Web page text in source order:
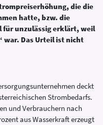
die die
hatte, bzw. die
für unzulässig erklärt, weil
war. Das Urteil ist nicht
deckt
Strombedarfs.
und Verbrauchern nach
aus Wasserkraft erzeugt